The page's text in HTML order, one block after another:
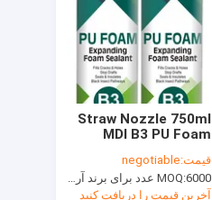
Straw Nozzle 750ml
MDI B3 PU Foam
Component
قیمت:negotiable
MOQ:6000 عدد برای برند آریستو ، 15000 عدد برای برند مشتری
آخرین قیمت را دریافت کنید